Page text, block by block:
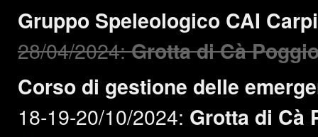
Gruppo Speleologico CAI Carpi
28/04/2024:Grotta di Cà
Corso di gestione delle
18-19-20/10/2024: Grotta di Cà